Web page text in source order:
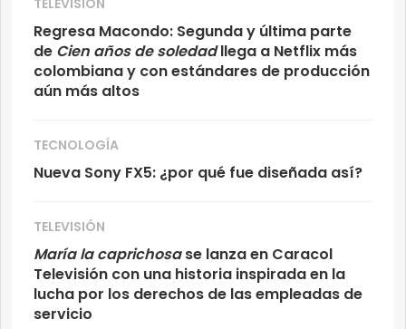
TELEVISIÓN
Regresa Macondo: Segunda y última parte
de Cien años de soledadllega a Netflix más
colombiana y con estándares de producción
aún más altos
TECNOLOGÍA
Nueva Sony FX5: ¿por qué fue diseñada así?
TELEVISIÓN
María la caprichosase lanza en Caracol
Televisión con una historia inspirada en la
lucha por los derechos de las empleadas de
servicio